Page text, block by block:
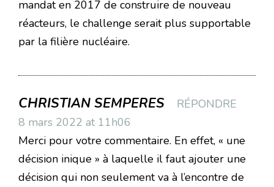
mandat en 2017 de construire de nouveau
réacteurs, le challenge serait plus supportable
par la filière nucléaire.
CHRISTIAN SEMPERES
RÉPONDRE
8 mars 2022 at 11h06
Merci pour votre commentaire. En effet, « une
décision inique » à laquelle il faut ajouter une
décision qui non seulement va à l’encontre de